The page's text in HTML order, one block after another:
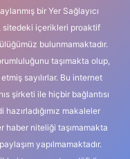
bir Yer Sağlayıcı
sitedeki içerikleri proaktif
bulunmamaktadır.
taşımakta olup,
sayılırlar. Bu internet
şirketi ile hiçbir bağlantısı
makaleler
haber niteliği taşımamakta
yapılmamaktadır.